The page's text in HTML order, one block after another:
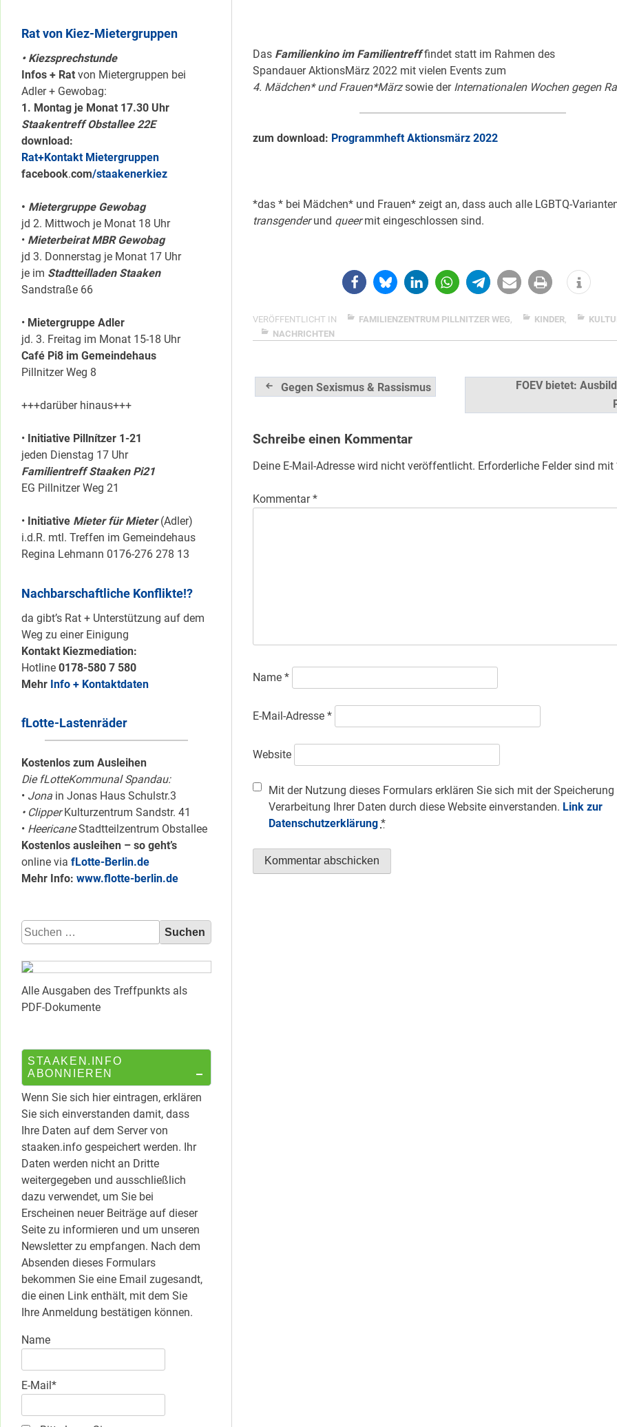
Das Familienkino im Familientrefffindet statt im Rahmen des
Spandauer AktionsMärz 2022 mit vielen Events zum
4. Mädchen* und Frauen*Märzsowie der Internationalen Wochen gegen
zum download: Programmheft Aktionsmärz 2022
*das * bei Mädchen* und Frauen* zeigt an, dass auch alle LGBTQ-
transgenderund queermit eingeschlossen sind.
VERÖFFENTLICHT IN FAMILIENZENTRUM PILLNITZER WEG, KINDER,
NACHRICHTEN
Beitragsnavigation
Gegen Sexismus & Rassismus
FOEV bietet:
Schreibe einen Kommentar
Deine E-Mail-Adresse wird nicht veröffentlicht. Erforderliche Felder sind mit
Kommentar*
Name *
E-Mail-Adresse *
Website
Mit der Nutzung dieses Formulars erklären Sie sich mit der Speicherung
Verarbeitung Ihrer Daten durch diese Website einverstanden. Link zur
Datenschutzerklärung *
Rat von Kiez-Mietergruppen
• Kiezsprechstunde
Infos + Rat von Mietergruppen bei
Adler + Gewobag:
1. Montag je Monat 17.30 Uhr
Staakentreff Obstallee 22E
download:
Rat+Kontakt Mietergruppen
facebook.com/staakenerkiez
• Mietergruppe Gewobag
jd 2. Mittwoch je Monat 18 Uhr
• Mieterbeirat MBR Gewobag
jd 3. Donnerstag je Monat 17 Uhr
je im Stadtteilladen Staaken
Sandstraße 66
• Mietergruppe Adler
jd. 3. Freitag im Monat 15-18 Uhr
Café Pi8 im Gemeindehaus
Pillnitzer Weg 8
+++darüber hinaus+++
• Initiative Pillnítzer 1-21
jeden Dienstag 17 Uhr
Familientreff Staaken Pi21
EG Pillnitzer Weg 21
• Initiative Mieter für Mieter(Adler)
i.d.R. mtl. Treffen im Gemeindehaus
Regina Lehmann 0176-276 278 13
Nachbarschaftliche Konflikte!?
da gibt’s Rat + Unterstützung auf dem
Weg zu einer Einigung
Kontakt Kiezmediation:
Hotline 0178-580 7 580
Mehr Info + Kontaktdaten
fLotte-Lastenräder
Kostenlos zum Ausleihen
Die fLotteKommunal Spandau:
• Jona in Jonas Haus Schulstr.3
• ClipperKulturzentrum Sandstr. 41
• HeericaneStadtteilzentrum Obstallee
Kostenlos ausleihen – so geht’s
online via fLotte-Berlin.de
Mehr Info: www.flotte-berlin.de
Suchen
nach:
Alle Ausgaben des Treffpunkts als
PDF-Dokumente
STAAKEN.INFO
ABONNIEREN
Wenn Sie sich hier eintragen, erklären
Sie sich einverstanden damit, dass
Ihre Daten auf dem Server von
staaken.info gespeichert werden. Ihr
Daten werden nicht an Dritte
weitergegeben und ausschließlich
dazu verwendet, um Sie bei
Erscheinen neuer Beiträge auf dieser
Seite zu informieren und um unseren
Newsletter zu empfangen. Nach dem
Absenden dieses Formulars
bekommen Sie eine Email zugesandt,
die einen Link enthält, mit dem Sie
Ihre Anmeldung bestätigen können.
Name
E-Mail*